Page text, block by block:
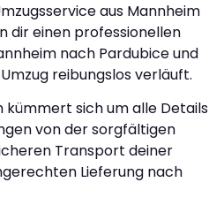
aus Mannheim
dir einen professionellen
nach Pardubice und
reibungslos verläuft.
kümmert sich um alle Details
von der sorgfältigen
Transport deiner
Lieferung nach